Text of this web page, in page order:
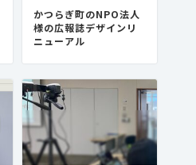
かつらぎ町のNPO法人
様の広報誌デザインリ
ニューアル